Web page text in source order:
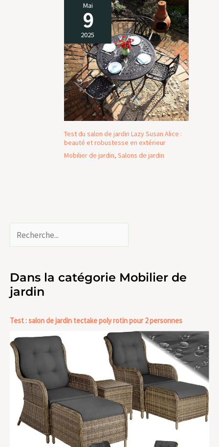
Mai
9
2025
Test du salon de jardin Lazy Susan Alice :
beauté et robustesse en extérieur
Mobilier de jardin, Salons de jardin
Dans la catégorie Mobilier de
jardin
Test : salon de jardin tectake poly rotin pour 2 personnes